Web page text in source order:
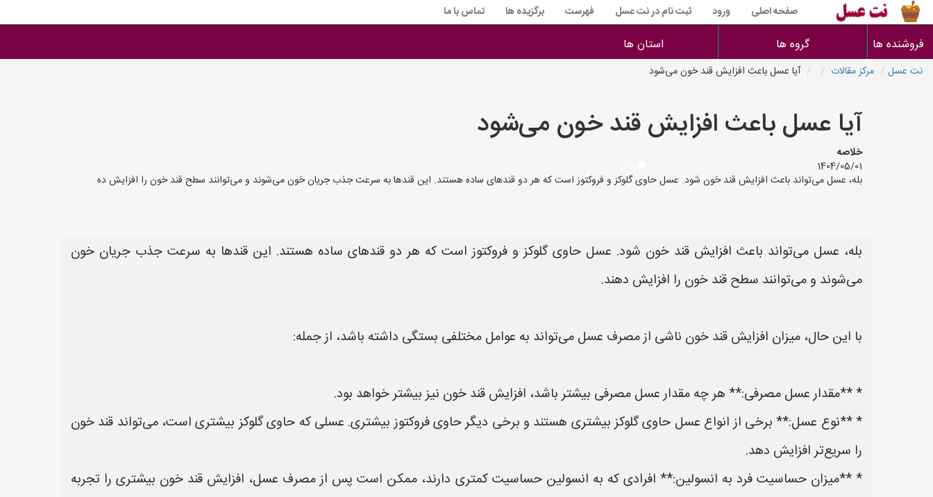
صفحه اصلی ورود ثبت نام در نت عسل فهرست برگزیده ها تماس با ما
فروشنده ها گروه ها استان ها
نت عسل مرکز مقالات آیا عسل باعث افزایش قند خون می‌شود
آیا عسل باعث افزایش قند خون می‌شود
خلاصه
1404/05/01
بله، عسل می‌تواند باعث افزایش قند خون شود. عسل حاوی گلوکز و فروکتوز است که هر دو قندهای ساده هستند. این قندها به سرعت جذب جریان خون می‌شوند و می‌توانند سطح قند خون را افزایش ده
بله، عسل می‌تواند باعث افزایش قند خون شود. عسل حاوی گلوکز و فروکتوز است که هر دو قندهای ساده هستند. این قندها به سرعت جذب جریان خون
می‌شوند و می‌توانند سطح قند خون را افزایش دهند.
با این حال، میزان افزایش قند خون ناشی از مصرف عسل می‌تواند به عوامل مختلفی بستگی داشته باشد، از جمله:
* **مقدار عسل مصرفی:** هر چه مقدار عسل مصرفی بیشتر باشد، افزایش قند خون نیز بیشتر خواهد بود.
* **نوع عسل:** برخی از انواع عسل حاوی گلوکز بیشتری هستند و برخی دیگر حاوی فروکتوز بیشتری. عسلی که حاوی گلوکز بیشتری است، می‌تواند قند خون
را سریع‌تر افزایش دهد.
* **میزان حساسیت فرد به انسولین:** افرادی که به انسولین حساسیت کمتری دارند، ممکن است پس از مصرف عسل، افزایش قند خون بیشتری را تجربه